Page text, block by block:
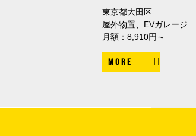
東京都大田区
屋外物置、EVガレージ
月額：8,910円～
MORE